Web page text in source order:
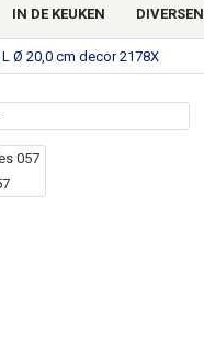
IN DE KEUKEN DIVERSEN
Ø 20,0 cm decor 2178X